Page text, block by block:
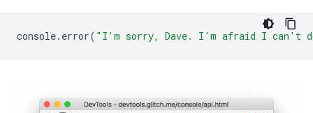
console. error( "I'm sorry, Dave. I'm afraid I can't